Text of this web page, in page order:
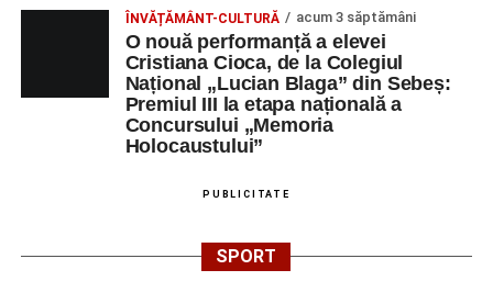
educație. După trei ediții care au abordat comunicarea
didactică, dinamica diferențelor, participarea și luarea
deciziilor, comunitatea Sinaxa Educațională își propune
să revină la întrebările fundamentale despre valorile care
stau la baza actului educațional și despre rolul
profesorului în formarea caracterului tinerilor.
Despre comunitatea Sinaxa Educațională
„Sinaxa Educațională”
profesori, dedicată susținerii unei educații centrate pe
ÎNVĂȚĂMÂNT-CULTURĂ acum 3 săptămâni
O nouă performanță a elevei
Cristiana Cioca, de la Colegiul
Național „Lucian Blaga” din Sebeș:
Premiul III la etapa națională a
Concursului „Memoria
Holocaustului”
PUBLICITATE
SPORT